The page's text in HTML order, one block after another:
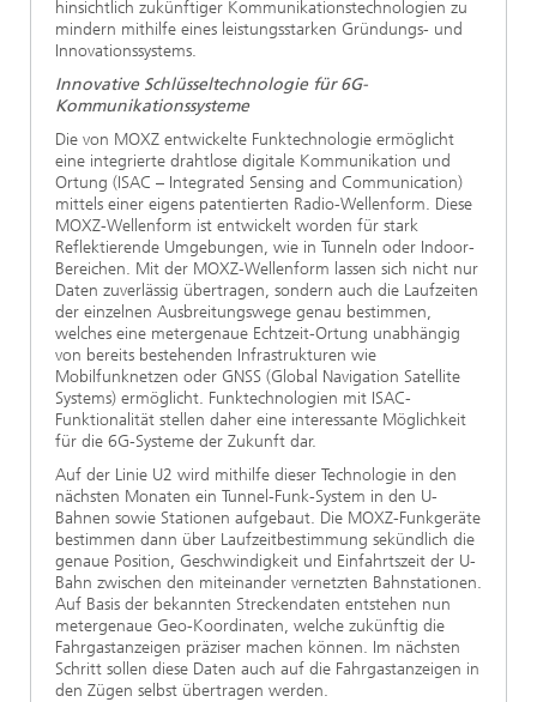
hinsichtlich zukünftiger Kommunikationstechnologien zu
mindern mithilfe eines leistungsstarken Gründungs- und
Innovationssystems.
Innovative Schlüsseltechnologie für 6G-
Kommunikationssysteme
Die von MOXZ entwickelte Funktechnologie ermöglicht
eine integrierte drahtlose digitale Kommunikation und
Ortung (ISAC – Integrated Sensing and Communication)
mittels einer eigens patentierten Radio-Wellenform. Diese
MOXZ-Wellenform ist entwickelt worden für stark
Reflektierende Umgebungen, wie in Tunneln oder Indoor-
Bereichen. Mit der MOXZ-Wellenform lassen sich nicht nur
Daten zuverlässig übertragen, sondern auch die Laufzeiten
der einzelnen Ausbreitungswege genau bestimmen,
welches eine metergenaue Echtzeit-Ortung unabhängig
von bereits bestehenden Infrastrukturen wie
Mobilfunknetzen oder GNSS (Global Navigation Satellite
Systems) ermöglicht. Funktechnologien mit ISAC-
Funktionalität stellen daher eine interessante Möglichkeit
für die 6G-Systeme der Zukunft dar.
Auf der Linie U2 wird mithilfe dieser Technologie in den
nächsten Monaten ein Tunnel-Funk-System in den U-
Bahnen sowie Stationen aufgebaut. Die MOXZ-Funkgeräte
bestimmen dann über Laufzeitbestimmung sekündlich die
genaue Position, Geschwindigkeit und Einfahrtszeit der U-
Bahn zwischen den miteinander vernetzten Bahnstationen.
Auf Basis der bekannten Streckendaten entstehen nun
metergenaue Geo-Koordinaten, welche zukünftig die
Fahrgastanzeigen präziser machen können. Im nächsten
Schritt sollen diese Daten auch auf die Fahrgastanzeigen in
den Zügen selbst übertragen werden.